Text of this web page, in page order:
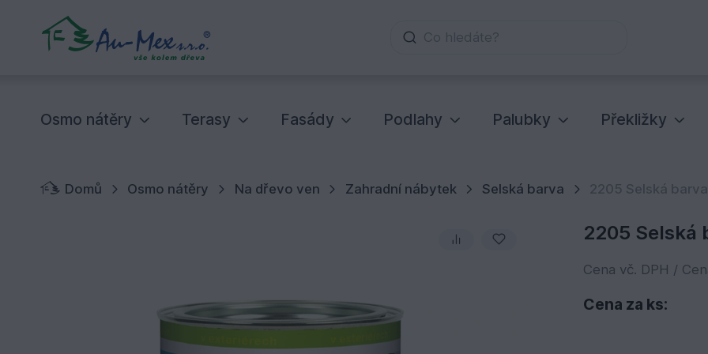
Co hledáte?
Osmo nátěry Terasy Fasády Podlahy Palubky Překližky
Domů Osmo nátěry Na dřevo ven Zahradní nábytek Selská barva 2205 Selská
2205 Selská
Cena vč. DPH /
Cena za ks: